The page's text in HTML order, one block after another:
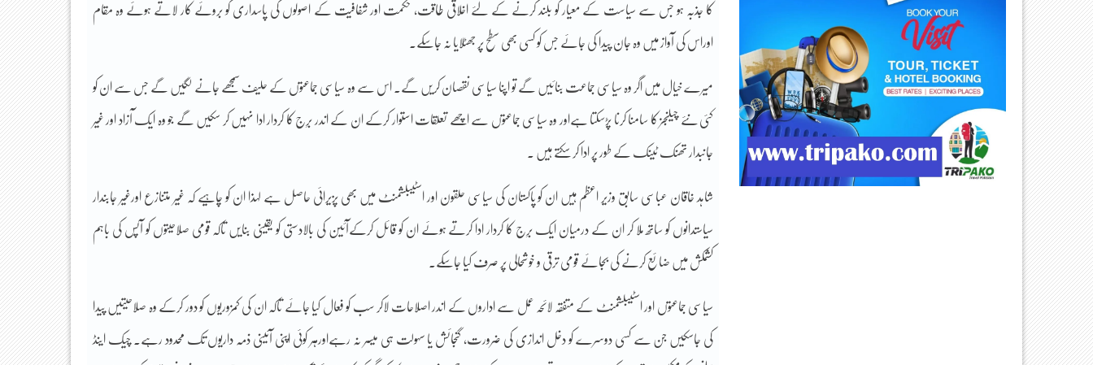
کا جذبہ ہو جس سے سیاست کے معیار کو بلند کرنے کے لئے اخلاقی طاقت، حکمت اور شفافیت کے اصولوں کی پاسداری کو بروئے کار لاتے ہوئے وہ مقام
اوراس کی آواز میں وہ جان پیدا کی جائے جس کو کسی بھی سطح پر جھٹلایا نہ جاسکے۔
میرے خیال میں اگر وہ سیاسی جماعت بنائیں گے تو اپنا سیاسی نقصان کریں گے۔ اس سے وہ سیاسی جماعتوں کے حلیف سمجھے جانے لگیں گے جس سے ان کو
کئی نئے چیلنجز کا سامنا کرنا پڑسکتا ہےاور وہ سیاسی جماعتوں سے اچھے تعلقات استوار کرکے ان کے اندر برِج کا کردار ادا نہیں کر سکیں گے جو وہ ایک آزاد اور غیر
جانبدار تھنک ٹینک کے طور پر ادا کر سکتے ہیں ۔
شاہد خاقان عباسی سابق وزیر اعظم ہیں ان کو پاکستان کی سیاسی حلقون اور اسٹیبلشمنٹ میں بھی پزیرائی حاصل ہے لہذا ان کو چاہیے کہ غیر متنازع اورغیر جابندار
سیاستدانوں کو ساتھ ملا کر ان کے درمیان ایک برِج کا کردار ادا کرتے ہوئے ان کو قائل کرکےآئین کی بالادستی کو یقینی بنایں تاکہ قومی صلاحیتوں کو آپس کی باہم
کشمکش میں ضائع کرنے کی بجائے قومی ترقی و خوشحالی پر صرف کیا جاسکے۔
سیاسی جماعتوں اور اسٹیبلشمنٹ کے متفقہ لائحہ عمل سے اداروں کے اندر اصلاحات لاکر سب کو فعال کیا جائے تاکہ ان کی کمزوریوں کو دور کرکے وہ صلاحیتیں پیدا
کی جاسکیں جن سے کسی دوسرے کو دخل اندازی کی ضرورت، گنجائش یا سہولت ہی میسر نہ رہےاورہر کوئی اپنی آئینی ذمہ داریوں تک محدود رہے۔ چیک اینڈ